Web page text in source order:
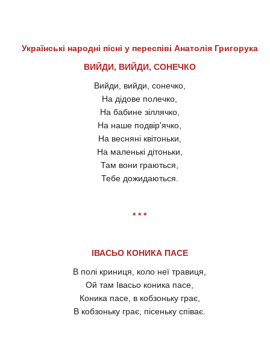
Українські народні пісні у переспіві Анатолія Григорука
ВИЙДИ, ВИЙДИ, СОНЕЧКО
Вийди, вийди, сонечко,
На дідове полечко,
На бабине зіллячко,
На наше подвір'ячко,
На весняні квітоньки,
На маленькі дітоньки,
Там вони граються,
Тебе дожидаються.
* * *
ІВАСЬО КОНИКА ПАСЕ
В полі криниця, коло неї травиця,
Ой там Івасьо коника пасе,
Коника пасе, в кобзоньку грає,
В кобзоньку грає, пісеньку співає.